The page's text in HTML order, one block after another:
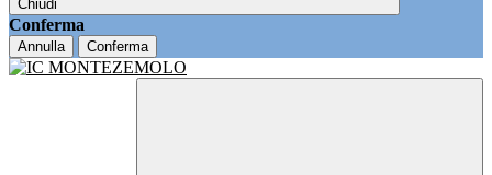
Chiudi
Conferma
Annulla Conferma